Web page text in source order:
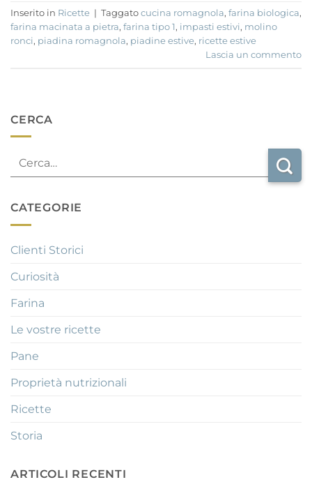
Inserito in Ricette | Taggato cucina romagnola, farina biologica,
farina macinata a pietra, farina tipo 1, impasti estivi, molino
ronci, piadina romagnola, piadine estive, ricette estive
Lascia un commento
CERCA
CATEGORIE
Clienti Storici
Curiosità
Farina
Le vostre ricette
Pane
Proprietà nutrizionali
Ricette
Storia
ARTICOLI RECENTI